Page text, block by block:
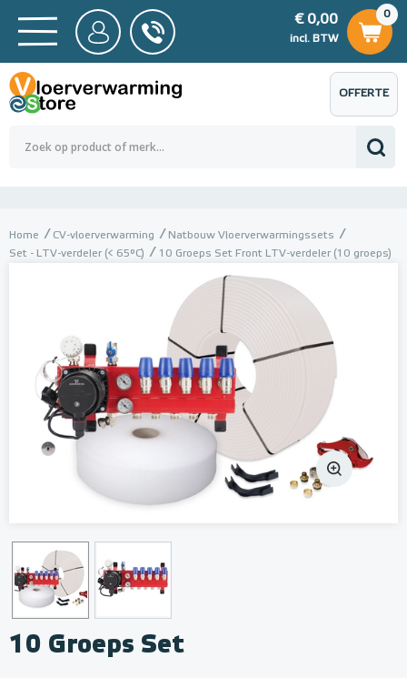
BTW
0,00
0
€ 0,00
incl. BTW
€ 0,00
OFFERTE
AANVRAGEN
Home CV-vloerverwarming
Natbouw Vloerverwarmingssets
Set - LTV-verdeler (< 65°C)
10 Groeps Set Front LTV-verdeler (10 groeps)
10 Groeps Set